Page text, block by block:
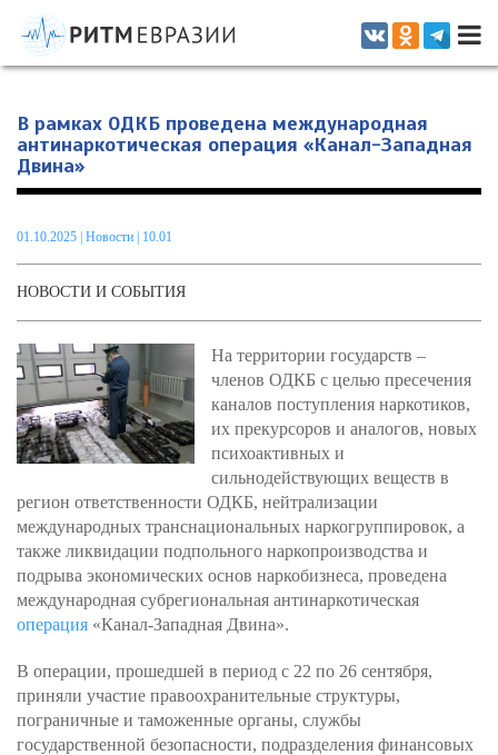
Информационно-аналитическое издание, посвященное актуальным
проблемам интеграции на постсоветском пространстве
В рамках ОДКБ проведена международная
антинаркотическая операция «Канал-Западная
Двина»
01.10.2025 Новости | 10.01
НОВОСТИ И СОБЫТИЯ
На территории государств –
членов ОДКБ с целью пресечения
каналов поступления наркотиков,
их прекурсоров и аналогов, новых
психоактивных и
сильнодействующих веществ в
регион ответственности ОДКБ, нейтрализации
международных транснациональных наркогруппировок, а
также ликвидации подпольного наркопроизводства и
подрыва экономических основ наркобизнеса, проведена
международная субрегиональная антинаркотическая
операция «Канал-Западная Двина».
В операции, прошедшей в период с 22 по 26 сентября,
приняли участие правоохранительные структуры,
пограничные и таможенные органы, службы
государственной безопасности, подразделения финансовых